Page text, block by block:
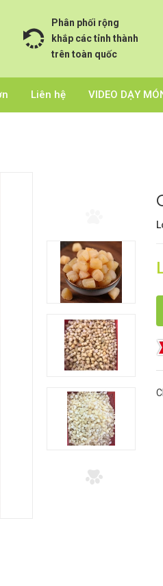
Phân phối rộng
khắp các tỉnh thành
trên toàn quốc
Liên hệ VIDEO DẠY